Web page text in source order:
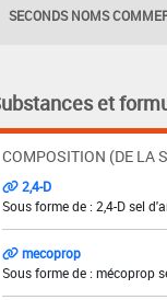
SECONDS NOMS
et
COMPOSITION (DE LA
2,4-D
Sous forme de : 2,4-D sel
mecoprop
Sous forme de : mécoprop